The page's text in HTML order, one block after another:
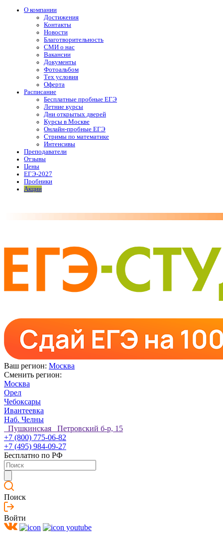
О компании
Достижения
Контакты
Новости
Благотворительность
СМИ о нас
Вакансии
Документы
Фотоальбом
Тех условия
Оферта
Расписание
Бесплатные пробные ЕГЭ
Летние курсы
Дни открытых дверей
Курсы в Москве
Онлайн-пробные ЕГЭ
Стримы по математике
Интенсивы
Преподаватели
Отзывы
Цены
ЕГЭ-2027
Пробники
Акции
Ваш регион: Москва
Сменить регион:
Москва
Орел
Чебоксары
Ивантеевка
Наб. Челны
Пушкинская Петровский б-р, 15
+7 (800) 775-06-82
+7 (495) 984-09-27
Бесплатно по РФ
Поиск
Войти